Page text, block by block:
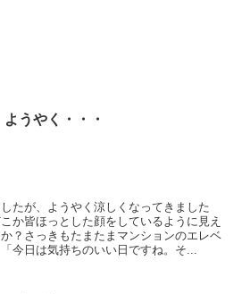
ようやく・・・
たが、ようやく涼しくなってきました
か皆ほっとした顔をしているように見え
？さっきもたまたまマンションのエレベ
今日は気持ちのいい日ですね。そ...